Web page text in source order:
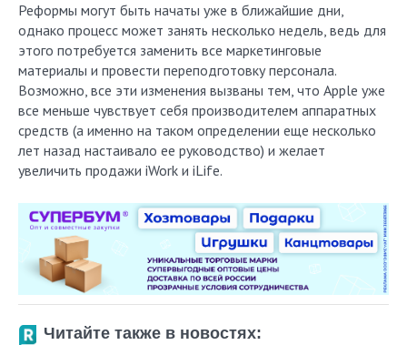
Реформы могут быть начаты уже в ближайшие дни,
однако процесс может занять несколько недель, ведь для
этого потребуется заменить все маркетинговые
материалы и провести переподготовку персонала.
Возможно, все эти изменения вызваны тем, что Apple уже
все меньше чувствует себя производителем аппаратных
средств (а именно на таком определении еще несколько
лет назад настаивало ее руководство) и желает
увеличить продажи iWork и iLife.
Читайте также в новостях: